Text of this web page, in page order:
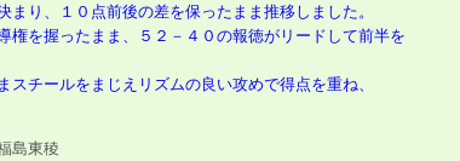
り、１０点前後の差を保ったまま推移しました。
権を握ったまま、５２－４０の報徳がリードして前半を
チールをまじえリズムの良い攻めで得点を重ね、
島東稜